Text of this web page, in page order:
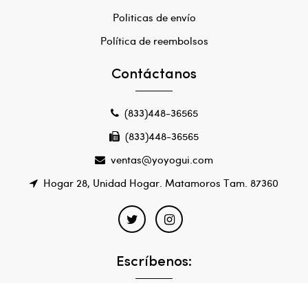
Politicas de envío
Política de reembolsos
Contáctanos
(833)448-36565
(833)448-36565
ventas@yoyogui.com
Hogar 28, Unidad Hogar. Matamoros Tam. 87360
Escríbenos: